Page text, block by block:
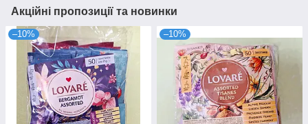
Акційні пропозиції та новинки
–10% –10%